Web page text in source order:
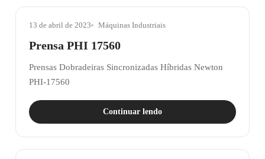
13 de abril de 2023 Máquinas Industriais
Prensa PHI 17560
Prensas Dobradeiras Sincronizadas Híbridas Newton
PHI-17560
Continuar lendo